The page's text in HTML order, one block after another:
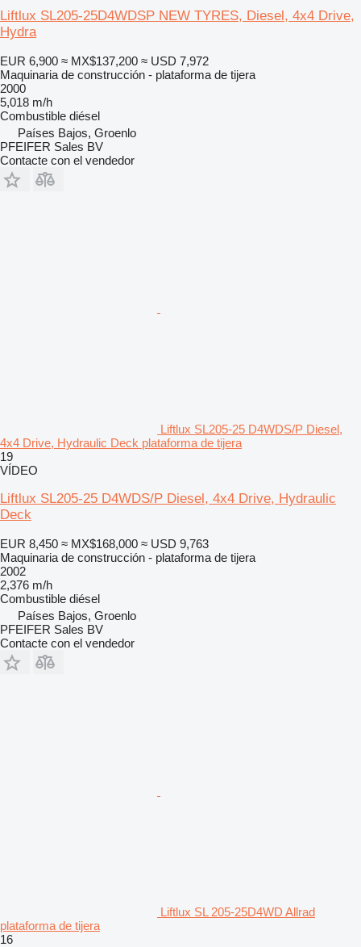
Liftlux SL205-25D4WDSP NEW TYRES, Diesel, 4x4 Drive,
Hydra
EUR 6,900 ≈ MX$137,200 ≈ USD 7,972
Maquinaria de construcción - plataforma de tijera
2000
5,018 m/h
Combustible diésel
Países Bajos, Groenlo
PFEIFER Sales BV
Contacte con el vendedor
Liftlux SL205-25 D4WDS/P Diesel,
4x4 Drive, Hydraulic Deck plataforma de tijera
19
VÍDEO
Liftlux SL205-25 D4WDS/P Diesel, 4x4 Drive, Hydraulic
Deck
EUR 8,450 ≈ MX$168,000 ≈ USD 9,763
Maquinaria de construcción - plataforma de tijera
2002
2,376 m/h
Combustible diésel
Países Bajos, Groenlo
PFEIFER Sales BV
Contacte con el vendedor
Liftlux SL 205-25D4WD Allrad
plataforma de tijera
16